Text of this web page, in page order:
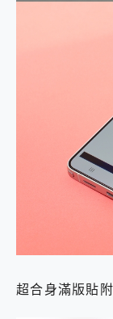
超合身滿版貼